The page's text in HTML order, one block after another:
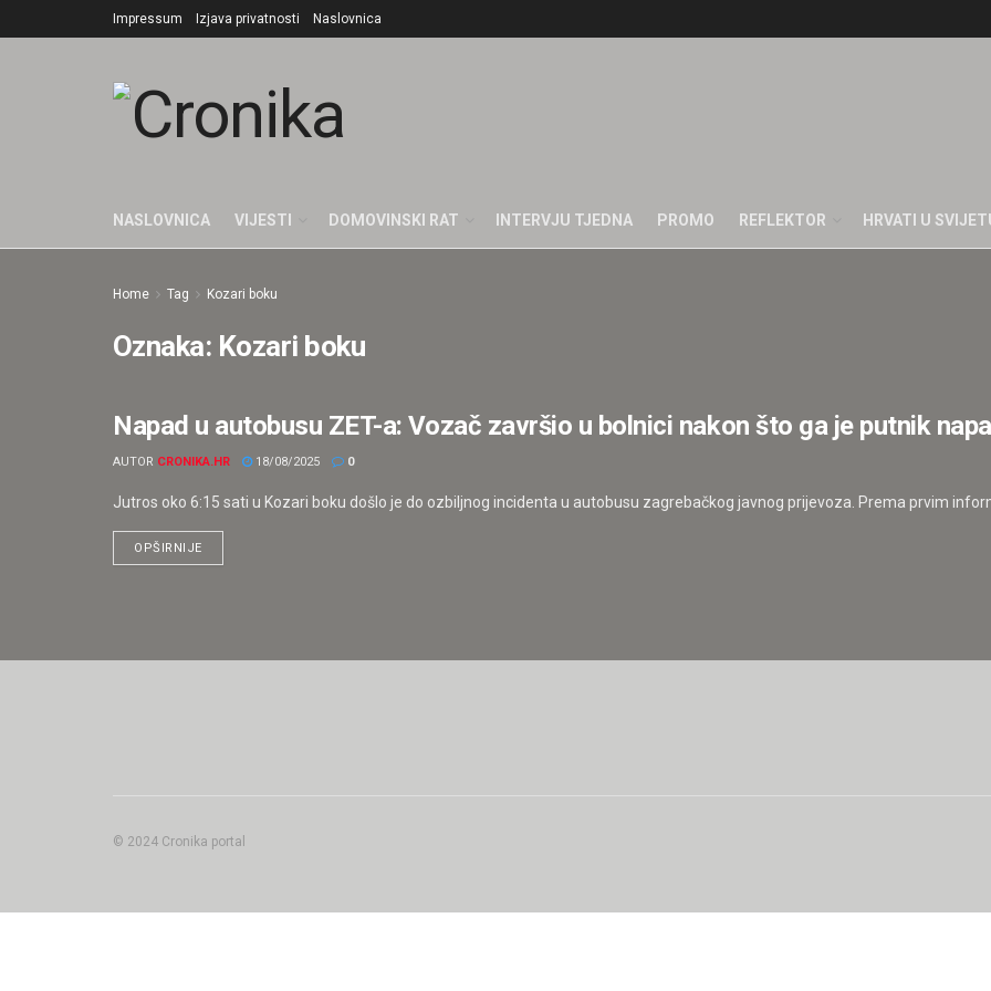
Impressum Izjava privatnosti Naslovnica
NASLOVNICA VIJESTI DOMOVINSKI RAT INTERVJU TJEDNA PROMO REFLEKTOR HRVATI U
Home Tag Kozari boku
Oznaka: Kozari boku
HRVATSKA
Napad u autobusu ZET-a: Vozač završio u bolnici nakon što ga je putnik
AUTOR CRONIKA.HR 18/08/2025 0
Jutros oko 6:15 sati u Kozari boku došlo je do ozbiljnog incidenta u autobusu zagrebačkog javnog prijevoza. Prema prvim
OPŠIRNIJE
© 2024 Cronika portal